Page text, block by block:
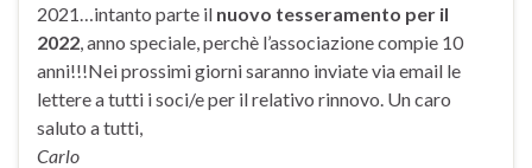
2021…intanto parte il nuovo tesseramento per il
2022 , anno speciale, perchè l’associazione compie 10
anni!!!Nei prossimi giorni saranno inviate via email le
lettere a tutti i soci/e per il relativo rinnovo. Un caro
saluto a tutti,
Carlo